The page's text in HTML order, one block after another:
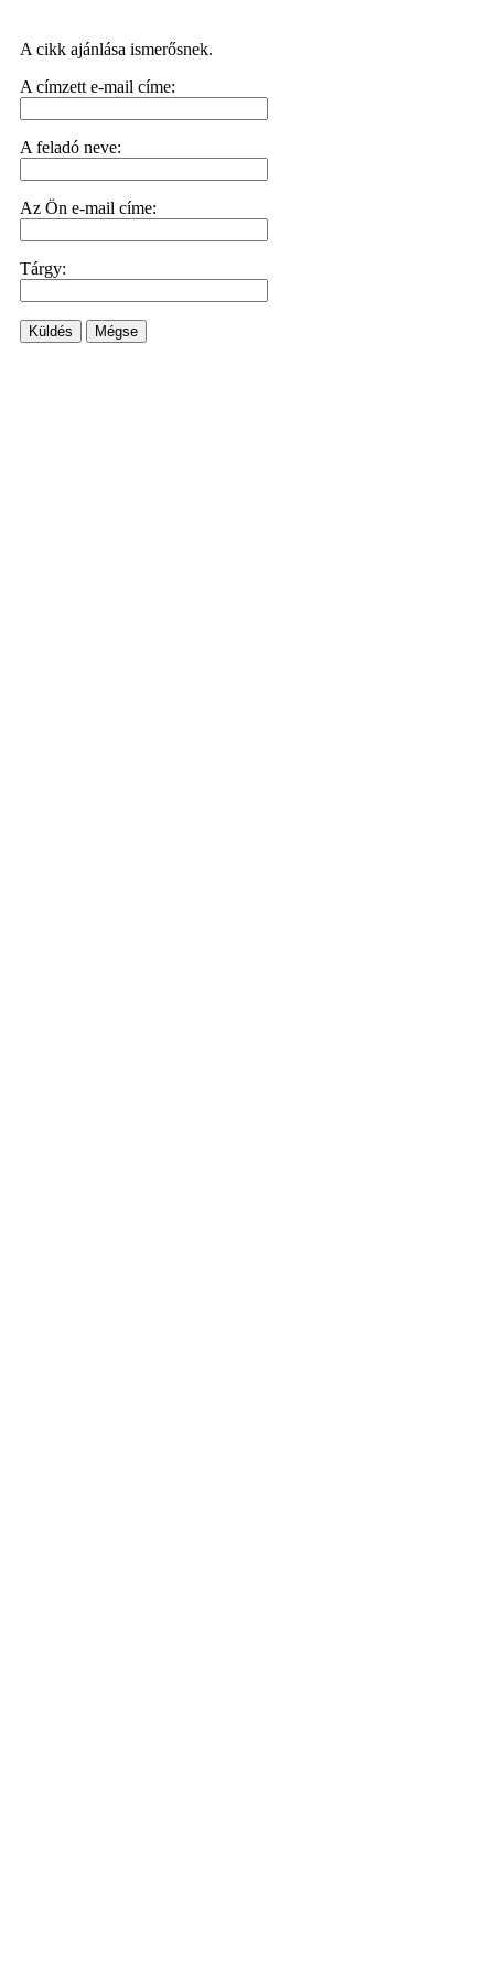
A cikk ajánlása ismerősnek.
A címzett e-mail címe:
A feladó neve:
Az Ön e-mail címe:
Tárgy:
Küldés Mégse